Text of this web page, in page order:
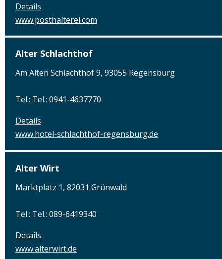
Details
www.posthalterei.com
Alter Schlachthof
Am Alten Schlachthof 9, 93055 Regensburg
Tel.: Tel.: 0941-4637770
Details
www.hotel-schlachthof-regensburg.de
Alter Wirt
Marktplatz 1, 82031 Grünwald
Tel.: Tel.: 089-6419340
Details
www.alterwirt.de